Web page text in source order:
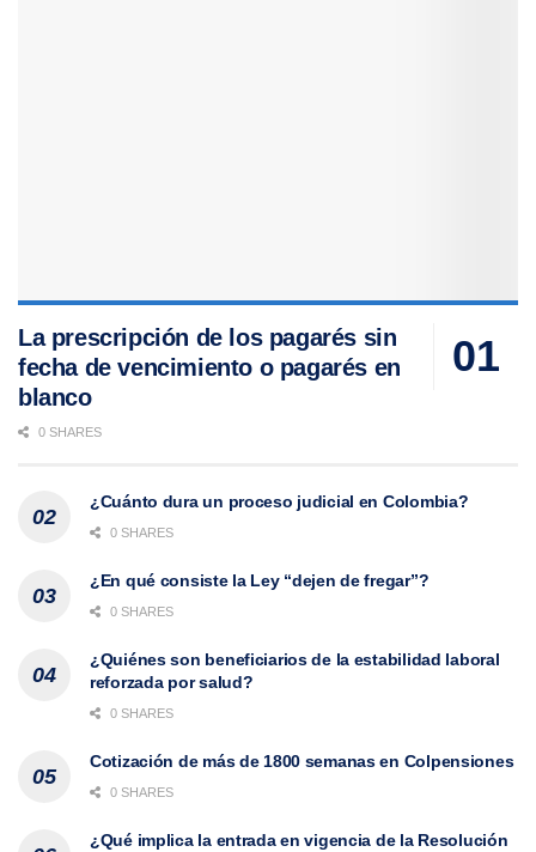
La prescripción de los pagarés sin
fecha de vencimiento o pagarés en
blanco
0 SHARES
¿Cuánto dura un proceso judicial en Colombia?
0 SHARES
¿En qué consiste la Ley “dejen de fregar”?
0 SHARES
¿Quiénes son beneficiarios de la estabilidad laboral
reforzada por salud?
0 SHARES
Cotización de más de 1800 semanas en Colpensiones
0 SHARES
¿Qué implica la entrada en vigencia de la Resolución